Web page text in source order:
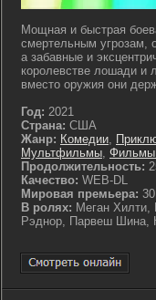
Мощная и быстрая
смертельным угрозам,
а забавные и
королевстве лошади и
вместо оружия они
Год: 2021
Страна: США
Жанр: Комедии,
Мультфильмы, Фильмы
Продолжительность:
Качество: WEB-DL
Мировая премьера:
В ролях: Меган
Рэднор, Парвеш Шина,